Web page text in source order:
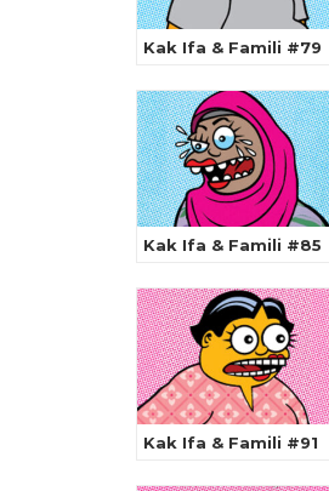
Kak Ifa & Famili #79
Kak Ifa & Famili #85
Kak Ifa & Famili #91